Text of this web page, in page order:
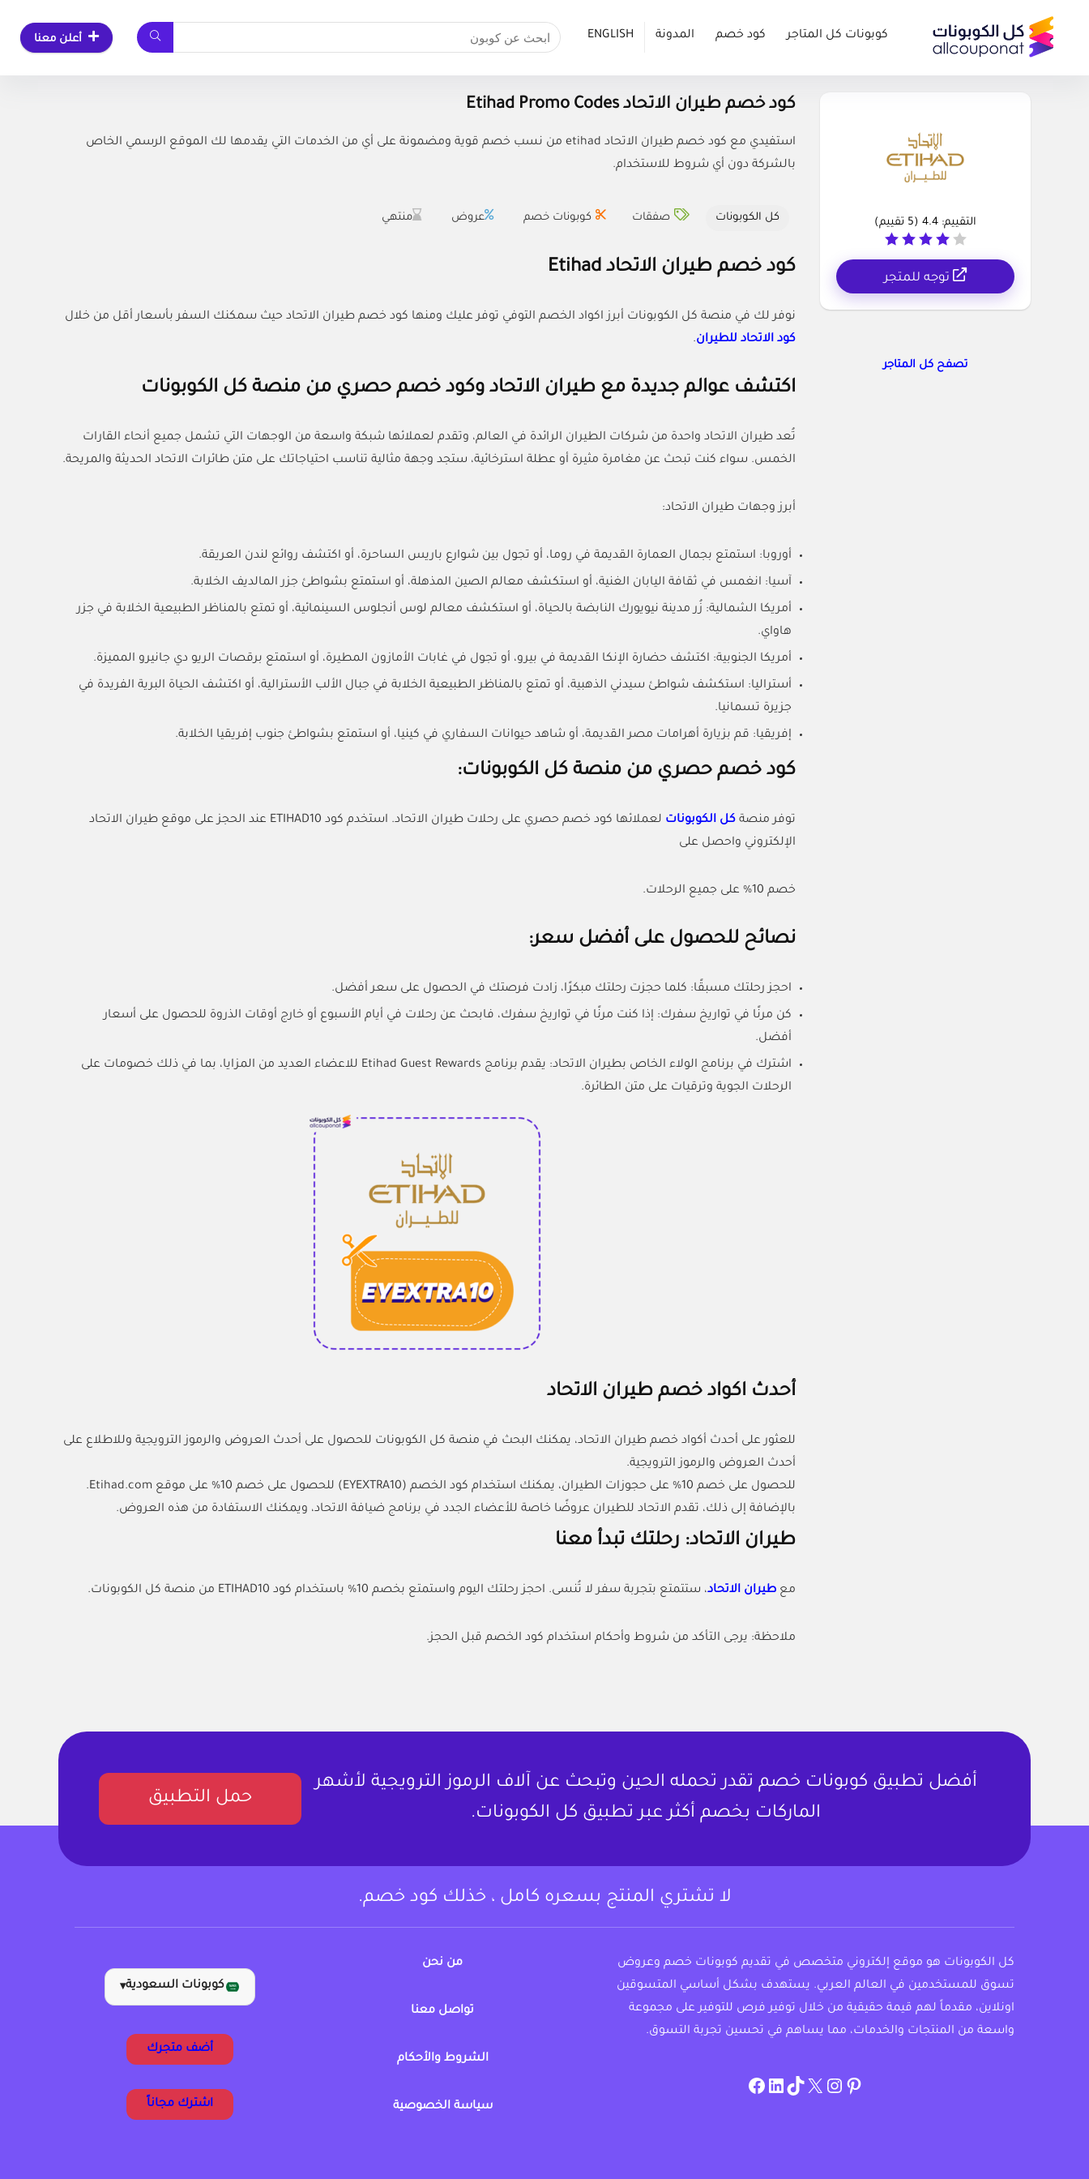
كوبونات كل المتاجر كود خصم المدونة ENGLISH أعلن معنا
كود خصم طيران الاتحاد Etihad Promo Codes
استفيدي مع كود خصم طيران الاتحاد etihad من نسب خصم قوية ومضمونة على أي من الخدمات التي يقدمها لك الموقع الرسمي الخاص
بالشركة دون أي شروط للاستخدام.
التقييم: 4.4
(
5 تقييم)
توجه للمتجر
كل الكوبونات صفقات كوبونات خصم عروض منتهي
كود خصم طيران الاتحاد Etihad
نوفر لك في منصة كل الكوبونات أبرز اكواد الخصم التوفي توفر عليك ومنها كود خصم طيران الاتحاد حيث سمكنك السفر بأسعار أقل من خلال
كود الاتحاد للطيران.
اكتشف عوالم جديدة مع طيران الاتحاد وكود خصم حصري من منصة كل الكوبونات
تُعد طيران الاتحاد واحدة من شركات الطيران الرائدة في العالم، وتقدم لعملائها شبكة واسعة من الوجهات التي تشمل جميع أنحاء القارات
الخمس. سواء كنت تبحث عن مغامرة مثيرة أو عطلة استرخائية، ستجد وجهة مثالية تناسب احتياجاتك على متن طائرات الاتحاد الحديثة والمريحة.
أبرز وجهات طيران الاتحاد:
أوروبا: استمتع بجمال العمارة القديمة في روما، أو تجول بين شوارع باريس الساحرة، أو اكتشف روائع لندن العريقة.
آسيا: انغمس في ثقافة اليابان الغنية، أو استكشف معالم الصين المذهلة، أو استمتع بشواطئ جزر المالديف الخلابة.
أمريكا الشمالية: زُر مدينة نيويورك النابضة بالحياة، أو استكشف معالم لوس أنجلوس السينمائية، أو تمتع بالمناظر الطبيعية الخلابة في جزر
هاواي.
أمريكا الجنوبية: اكتشف حضارة الإنكا القديمة في بيرو، أو تجول في غابات الأمازون المطيرة، أو استمتع برقصات الريو دي جانيرو المميزة.
أستراليا: استكشف شواطئ سيدني الذهبية، أو تمتع بالمناظر الطبيعية الخلابة في جبال الألب الأسترالية، أو اكتشف الحياة البرية الفريدة في
جزيرة تسمانيا.
إفريقيا: قم بزيارة أهرامات مصر القديمة، أو شاهد حيوانات السفاري في كينيا، أو استمتع بشواطئ جنوب إفريقيا الخلابة.
كود خصم حصري من منصة كل الكوبونات:
توفر منصة كل الكوبونات
لعملائها كود خصم حصري على رحلات طيران الاتحاد. استخدم كود ETIHAD10 عند الحجز على موقع طيران الاتحاد
الإلكتروني واحصل على
خصم 10% على جميع الرحلات.
نصائح للحصول على أفضل سعر:
احجز رحلتك مسبقًا: كلما حجزت رحلتك مبكرًا، زادت فرصتك في الحصول على سعر أفضل.
كن مرنًا في تواريخ سفرك: إذا كنت مرنًا في تواريخ سفرك، فابحث عن رحلات في أيام الأسبوع أو خارج أوقات الذروة للحصول على أسعار
أفضل.
اشترك في برنامج الولاء الخاص بطيران الاتحاد: يقدم برنامج Etihad Guest Rewards للاعضاء العديد من المزايا، بما في ذلك خصومات على
الرحلات الجوية وترقيات على متن الطائرة.
أحدث اكواد خصم طيران الاتحاد
للعثور على أحدث أكواد خصم طيران الاتحاد، يمكنك البحث في منصة كل الكوبونات للحصول على أحدث العروض والرموز الترويجية وللاطلاع على
أحدث العروض والرموز الترويجية.
للحصول على خصم 10% على حجوزات الطيران، يمكنك استخدام كود الخصم (
EYEXTRA10) للحصول على خصم 10% على موقع Etihad.com.
بالإضافة إلى ذلك، تقدم الاتحاد للطيران عروضًا خاصة للأعضاء الجدد في برنامج ضيافة الاتحاد، ويمكنك الاستفادة من هذه العروض.
طيران الاتحاد: رحلتك تبدأ معنا
مع طيران الاتحاد، ستتمتع بتجربة سفر لا تُنسى. احجز رحلتك اليوم واستمتع بخصم 10% باستخدام كود ETIHAD10 من منصة كل الكوبونات.
ملاحظة: يرجى التأكد من شروط وأحكام استخدام كود الخصم قبل الحجز.
تصفح كل المتاجر
أفضل تطبيق كوبونات خصم تقدر تحمله الحين وتبحث عن آلاف الرموز الترويجية لأشهر
الماركات بخصم أكثر عبر تطبيق كل الكوبونات.
حمل التطبيق
لا تشتري المنتج بسعره كامل ، خذلك كود خصم.
كل الكوبونات هو موقع إلكتروني متخصص في تقديم كوبونات خصم وعروض
تسوق للمستخدمين في العالم العربي. يستهدف بشكل أساسي المتسوقين
اونلاين، مقدماً لهم قيمة حقيقية من خلال توفير فرص للتوفير على مجموعة
واسعة من المنتجات والخدمات، مما يساهم في تحسين تجربة التسوق.
pinterest
https://www.instagram.com/allcouponat
twitter
TikTok
linkedin
facebook
من نحن
تواصل معنا
الشروط والأحكام
سياسة الخصوصية
كوبونات السعودية▾
أضف متجرك
اشترك مجاناً